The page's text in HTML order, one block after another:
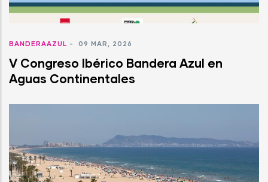
BANDERAAZUL - 09 MAR, 2026
V Congreso Ibérico Bandera Azul en
Aguas Continentales